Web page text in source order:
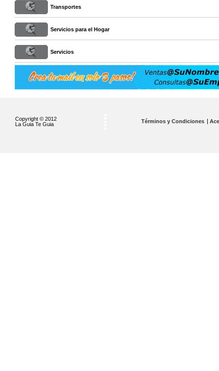
Transportes
Servicios para el Hogar
Servicios
Copyright © 2012
La Guia Te Guia
Términos y Condiciones